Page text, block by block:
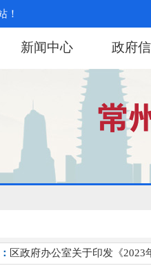
！
新闻中心 政府
区政府办公室关于印发《